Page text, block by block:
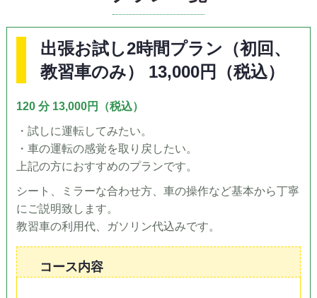
出張お試し2時間プラン（初回、
教習車のみ） 13,000円（税込）
120 分 13,000円（税込）
・試しに運転してみたい。
・車の運転の感覚を取り戻したい。
上記の方におすすめのプランです。
シート、ミラーな合わせ方、車の操作など基本から丁寧
にご説明致します。
教習車の利用代、ガソリン代込みです。
コース内容